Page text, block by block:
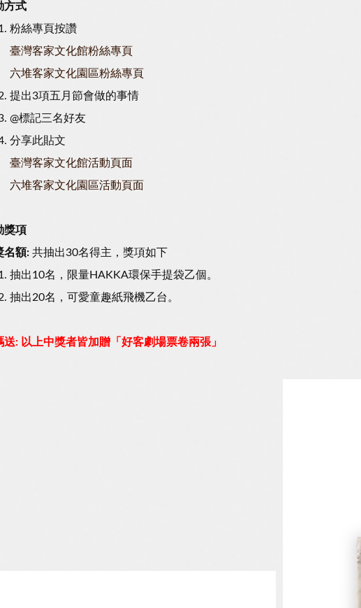
方式
粉絲專頁按讚
臺灣客家文化館粉絲專頁
六堆客家文化園區粉絲專頁
提出3項五月節會做的事情
@標記三名好友
分享此貼文
臺灣客家文化館活動頁面
六堆客家文化園區活動頁面
獎項
名額: 共抽出30名得主，獎項如下
抽出10名，限量HAKKA環保手提袋乙個。
抽出20名，可愛童趣紙飛機乙台。
送: 以上中獎者皆加贈「好客劇場票卷兩張」